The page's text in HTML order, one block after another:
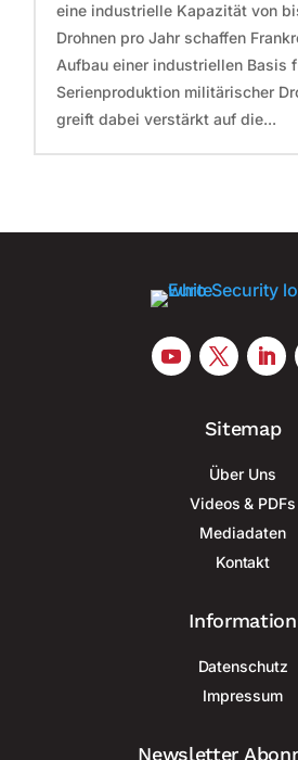
eine industrielle Kapazität von
Drohnen pro Jahr schaffen
Aufbau einer industriellen Basis
Serienproduktion militärischer
greift dabei verstärkt auf die...
Sitemap
Über Uns
Videos & PDFs
Mediadaten
Kontakt
Information
Datenschutz
Impressum
Newsletter